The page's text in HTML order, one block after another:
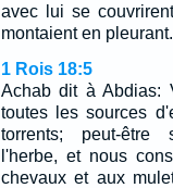
avec lui se
montaient en pleurant.
1 Rois 18:5
Achab dit à Abdias:
toutes les sources
torrents; peut-être
l'herbe, et nous
chevaux et aux